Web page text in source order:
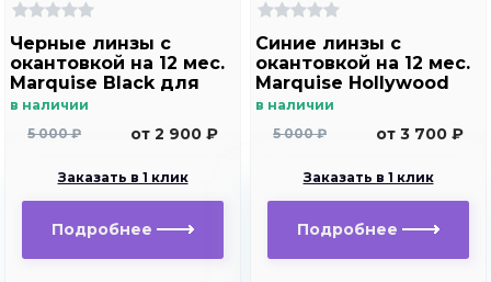
Черные линзы c
окантовкой на 12 мес.
Marquise Black для
темных и светлых
в наличии
5 000 ₽
от 2 900 ₽
Заказать в 1 клик
Подробнее
Синие линзы c
окантовкой на 12 мес.
Marquise Hollywood
blue m2
в наличии
5 000 ₽
от 3 700 ₽
Заказать в 1 клик
Подробнее